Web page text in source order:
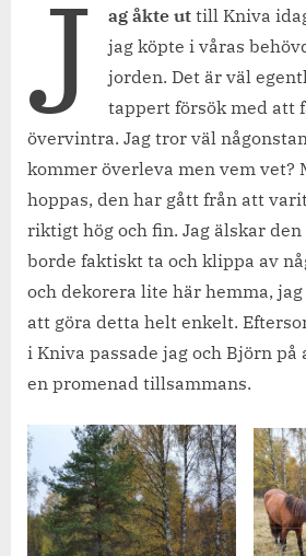
J ag åkte uttill Kniva
jag köpte i våras
jorden. Det är väl
tappert försök med att
övervintra. Jag tror väl
kommer överleva men vem vet?
hoppas, den har gått från att
riktigt hög och fin. Jag älskar
borde faktiskt ta och klippa av
och dekorera lite här hemma,
att göra detta helt enkelt.
i Kniva passade jag och Björn på
en promenad tillsammans.